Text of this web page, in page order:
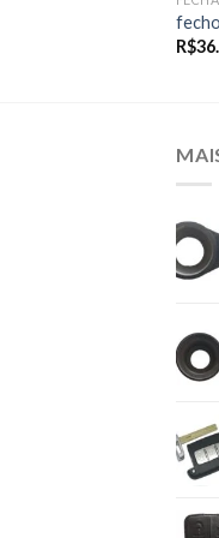
R$